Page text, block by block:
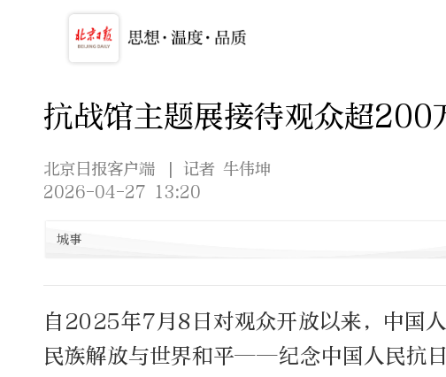
抗战馆主题展接待观众超200
北京日报客户端
| 记者 牛伟坤
2026-04-27 13:20
城事
自2025年7月8日对观众开放以来，中国
民族解放与世界和平——纪念中国人民抗